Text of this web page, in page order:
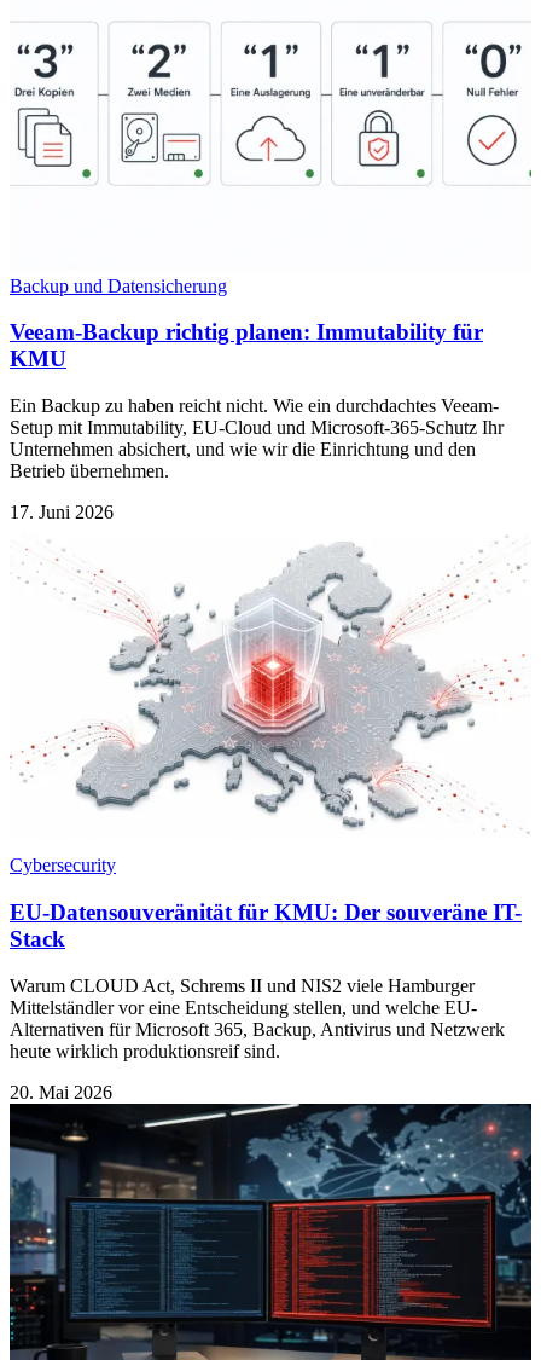
Backup und Datensicherung
Veeam-Backup richtig planen: Immutability für
KMU
Ein Backup zu haben reicht nicht. Wie ein durchdachtes Veeam-
Setup mit Immutability, EU-Cloud und Microsoft-365-Schutz Ihr
Unternehmen absichert, und wie wir die Einrichtung und den
Betrieb übernehmen.
17. Juni 2026
Cybersecurity
EU-Datensouveränität für KMU: Der souveräne IT-
Stack
Warum CLOUD Act, Schrems II und NIS2 viele Hamburger
Mittelständler vor eine Entscheidung stellen, und welche EU-
Alternativen für Microsoft 365, Backup, Antivirus und Netzwerk
heute wirklich produktionsreif sind.
20. Mai 2026